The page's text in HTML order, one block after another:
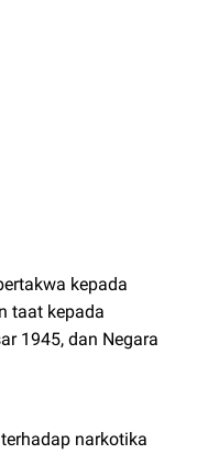
kepada
taat kepada
1945, dan Negara
narkotika